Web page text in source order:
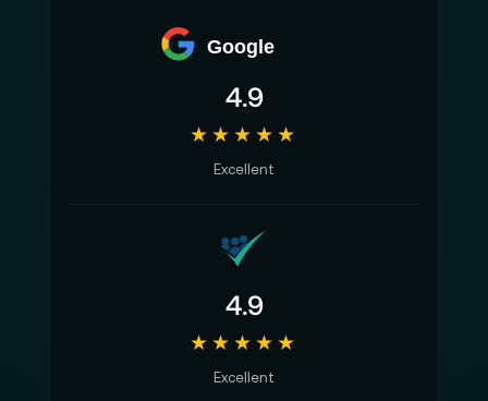
Google
4.9
★★★★★
Excellent
4.9
★★★★★
Excellent